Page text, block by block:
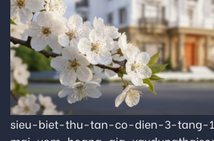
sieu-biet-thu-tan-co-dien-3-tang-